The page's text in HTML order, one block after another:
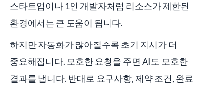
스타트업이나 1인 개발자처럼 리소스가 제한된
환경에서는 큰 도움이 됩니다.
하지만 자동화가 많아질수록 초기 지시가 더
중요해집니다. 모호한 요청을 주면 AI도 모호한
결과를 냅니다. 반대로 요구사항, 제약 조건, 완료